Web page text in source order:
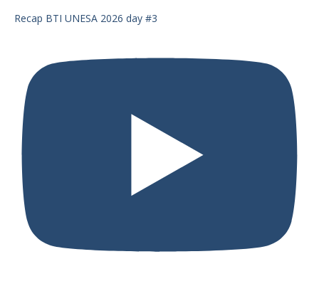
Recap BTI UNESA 2026 day #3